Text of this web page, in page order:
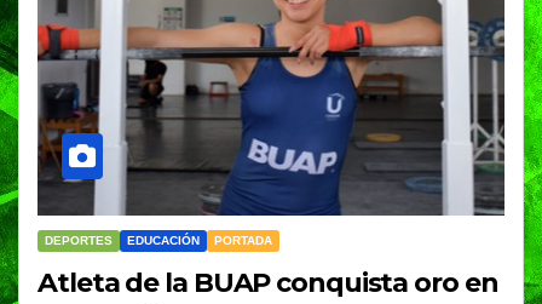
DEPORTES EDUCACIÓN PORTADA
Atleta de la BUAP conquista oro en